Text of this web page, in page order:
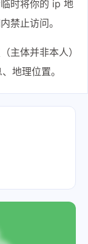
时将你的 ip 地
禁止访问。
主体并非本人）
地理位置。